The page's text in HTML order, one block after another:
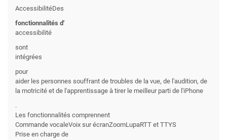
AccessibilitéDes
fonctionnalités d'
accessibilité
sont
intégrées
pour
aider les personnes souffrant de troubles de la vue, de l'audition, de
la motricité et de l'apprentissage à tirer le meilleur parti de l'iPhone
.
Les fonctionnalités comprennent
Commande vocaleVoix sur écranZoomLupaRTT et TTYS
Prise en charge de